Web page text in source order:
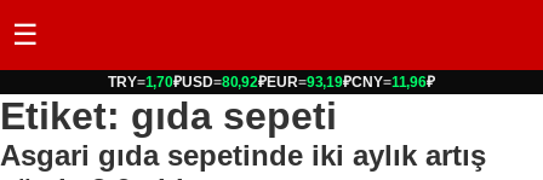
☰
TRY=1,70₽USD=80,92₽EUR=93,19₽CNY=11,96₽
Etiket: gıda sepeti
Asgari gıda sepetinde iki aylık artış